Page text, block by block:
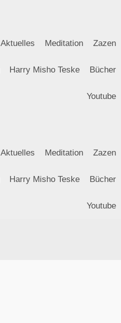
Aktuelles Meditation Zazen
Harry Misho Teske Bücher
Youtube
Aktuelles Meditation Zazen
Harry Misho Teske Bücher
Youtube